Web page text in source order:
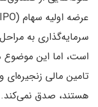
سرمایه‌گذاری به
هستند، صدق نمی‌کند.